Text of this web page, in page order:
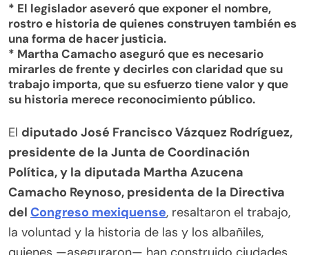
* El legislador aseveró que exponer el nombre,
rostro e historia de quienes construyen también es
una forma de hacer justicia.
* Martha Camacho aseguró que es necesario
mirarles de frente y decirles con claridad que su
trabajo importa, que su esfuerzo tiene valor y que
su historia merece reconocimiento público.
El diputado José Francisco Vázquez Rodríguez,
presidente de la Junta de Coordinación
Política, y la diputada Martha Azucena
Camacho Reynoso, presidenta de la Directiva
del Congreso mexiquense, resaltaron el trabajo,
la voluntad y la historia de las y los albañiles,